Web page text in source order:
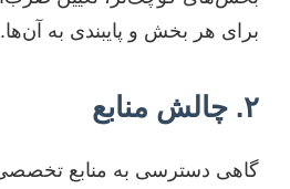
برای هر بخش و پایبندی به آن‌ها.
۲. چالش منابع
گاهی دسترسی به منابع تخصصی